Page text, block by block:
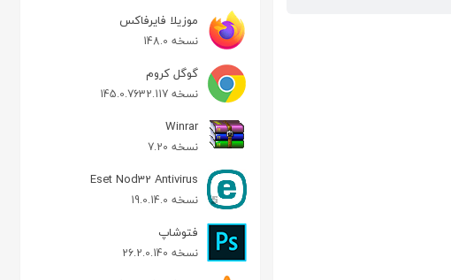
موزیلا فایرفاکس
نسخه 148.0
گوگل کروم
نسخه 145.0.7632.117
Winrar
نسخه 7.20
Eset Nod32 Antivirus
نسخه 19.0.14.0
فتوشاپ
نسخه 26.2.0.140